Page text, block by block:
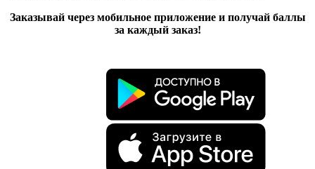
Заказывай через мобильное приложение и получай баллы
за каждый заказ!